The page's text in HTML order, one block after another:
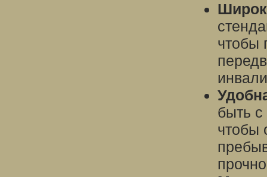
чтобы
быть
чтобы